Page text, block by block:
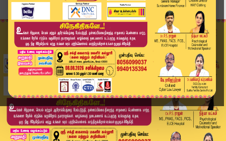
TVK Vijay வெற்றி பெற இதுதான் காரணம்... உடைத்து ...